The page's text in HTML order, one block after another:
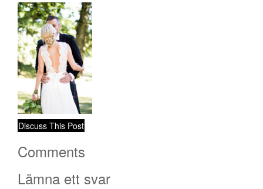
Discuss This Post
Comments
Lämna ett svar